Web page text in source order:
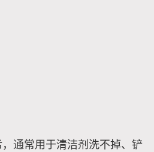
通常用于清洁剂洗不掉、铲